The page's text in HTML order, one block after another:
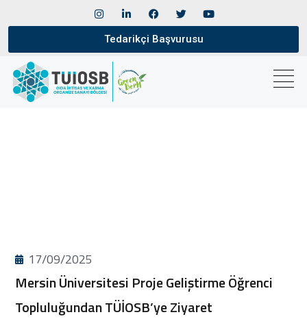
Tedarikçi Başvurusu
17/09/2025
Mersin Üniversitesi Proje Geliştirme Öğrenci
Topluluğundan TÜİOSB’ye Ziyaret